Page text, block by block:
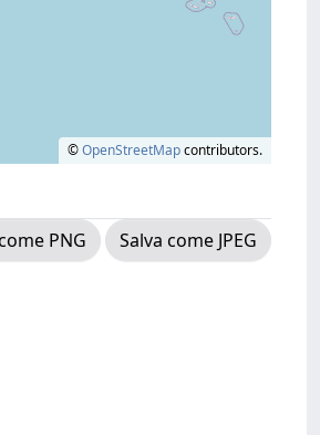
©OpenStreetMapcontributors.
PNG
Salva come JPEG